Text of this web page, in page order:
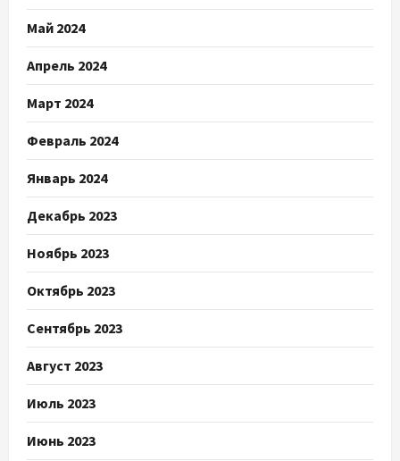
Май 2024
Апрель 2024
Март 2024
Февраль 2024
Январь 2024
Декабрь 2023
Ноябрь 2023
Октябрь 2023
Сентябрь 2023
Август 2023
Июль 2023
Июнь 2023